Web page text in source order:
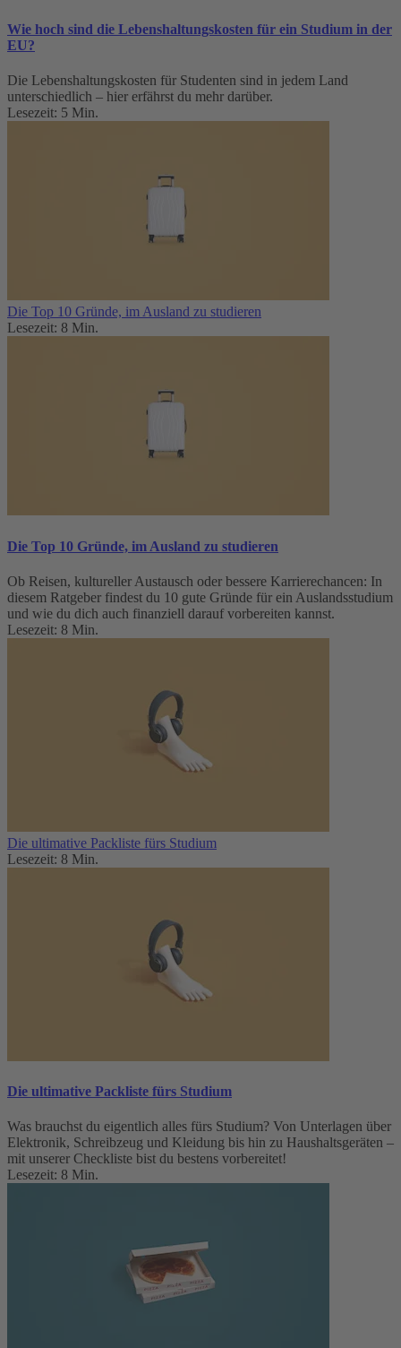
Wie hoch sind die Lebenshaltungskosten für ein Studium in der
EU?
Die Lebenshaltungskosten für Studenten sind in jedem Land
unterschiedlich – hier erfährst du mehr darüber.
Lesezeit: 5 Min.
Die Top 10 Gründe, im Ausland zu studieren
Lesezeit: 8 Min.
Die Top 10 Gründe, im Ausland zu studieren
Ob Reisen, kultureller Austausch oder bessere Karrierechancen: In
diesem Ratgeber findest du 10 gute Gründe für ein Auslandsstudium
und wie du dich auch finanziell darauf vorbereiten kannst.
Lesezeit: 8 Min.
Die ultimative Packliste fürs Studium
Lesezeit: 8 Min.
Die ultimative Packliste fürs Studium
Was brauchst du eigentlich alles fürs Studium? Von Unterlagen über
Elektronik, Schreibzeug und Kleidung bis hin zu Haushaltsgeräten –
mit unserer Checkliste bist du bestens vorbereitet!
Lesezeit: 8 Min.